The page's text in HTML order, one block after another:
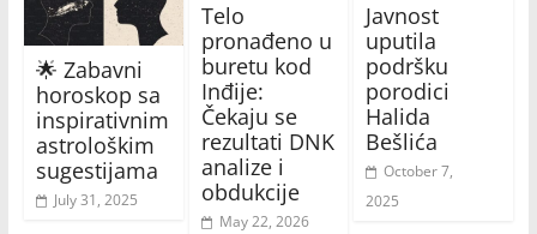
🌟 Zabavni
horoskop sa
inspirativnim
astrološkim
sugestijama
July 31, 2025
Telo
pronađeno u
buretu kod
Inđije:
Čekaju se
rezultati DNK
analize i
obdukcije
May 22, 2026
Javnost
uputila
podršku
porodici
Halida
Bešlića
October 7,
2025